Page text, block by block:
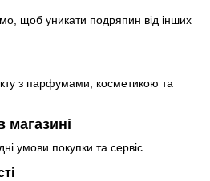
щоб уникати подряпин від інших
з парфумами, косметикою та
магазині
умови покупки та сервіс.